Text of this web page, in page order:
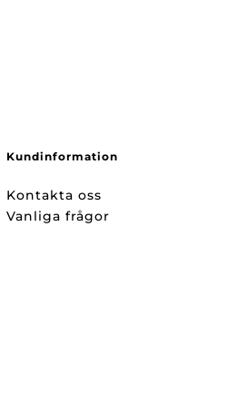
Kundinformation
Kontakta oss
Vanliga frågor